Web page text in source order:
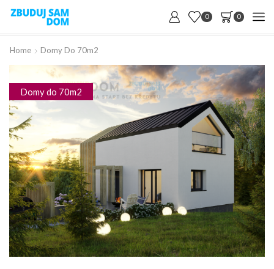
0 0
Home Domy Do 70m2
Domy do 70m2